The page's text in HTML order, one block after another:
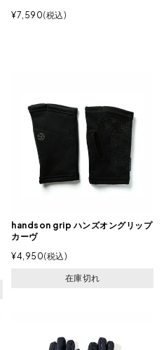
¥7,590 税込
handson grip ハンズオングリップ
カーヴ
¥4,950 税込
在庫切れ